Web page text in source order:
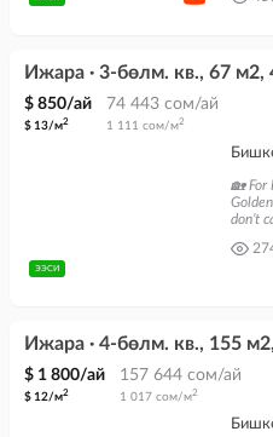
Ижара · 3-бөлм. кв., 67 м2,
$ 850/ай 74 443 сом/ай
$ 13/м2 1 111 сом/м2
ЭЭСИ
🏡 For
don’t
Ижара · 4-бөлм. кв., 155
$ 1 800/ай 157 644 сом/ай
$ 12/м2 1 017 сом/м2